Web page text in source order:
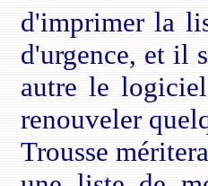
d'imprimer la
d'urgence, et il
autre le
renouveler
Trousse